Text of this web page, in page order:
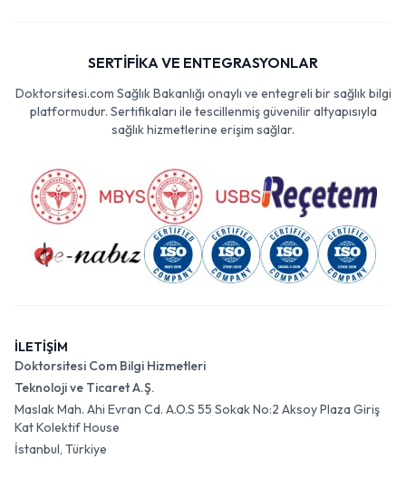
SERTİFİKA VE ENTEGRASYONLAR
Doktorsitesi.com Sağlık Bakanlığı onaylı ve entegreli bir sağlık bilgi
platformudur. Sertifikaları ile tescillenmiş güvenilir altyapısıyla
sağlık hizmetlerine erişim sağlar.
İLETİŞİM
Doktorsitesi Com Bilgi Hizmetleri
Teknoloji ve Ticaret A.Ş.
Maslak Mah. Ahi Evran Cd. A.O.S 55 Sokak No:2 Aksoy Plaza Giriş
Kat Kolektif House
İstanbul, Türkiye